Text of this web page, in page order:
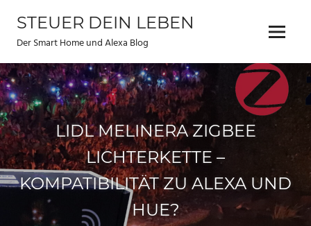
Inhalt
springen
STEUER DEIN LEBEN
Der Smart Home und Alexa Blog Menu
LIDL MELINERA ZIGBEE
LICHTERKETTE –
KOMPATIBILITÄT ZU ALEXA UND
HUE?